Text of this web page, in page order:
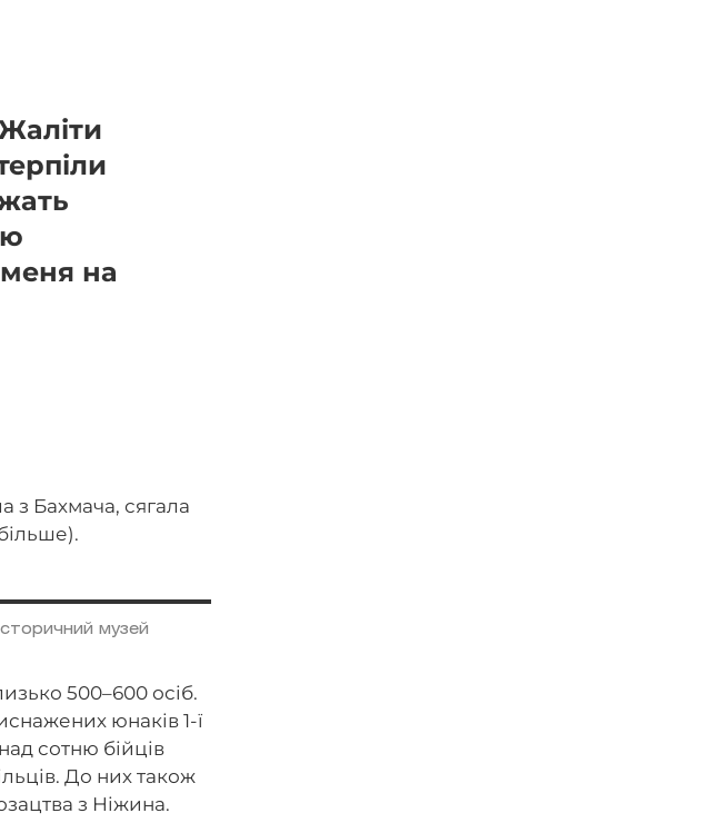
на
з Бахмача, сягала
музей
500–600 осіб.
юнаків 1-ї
сотню бійців
До них також
з Ніжина.